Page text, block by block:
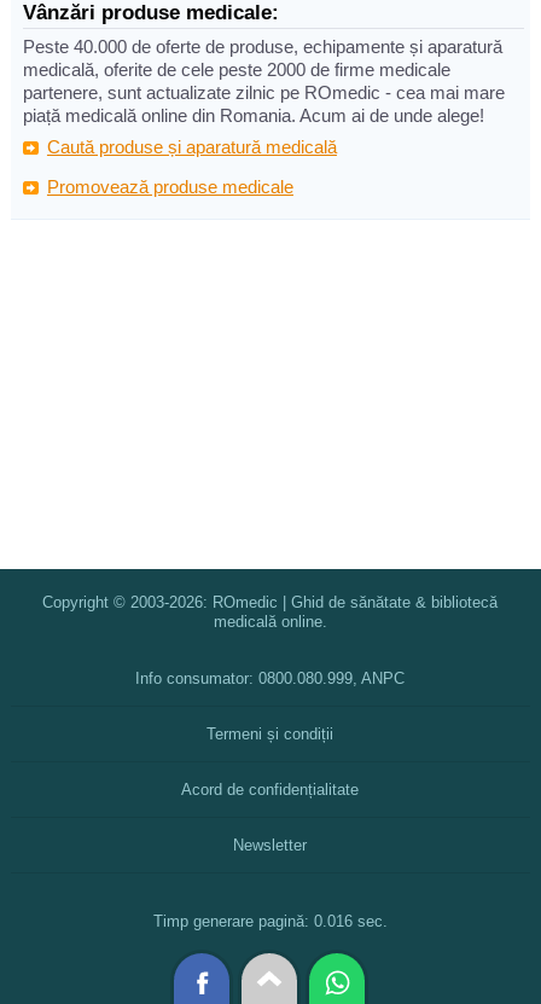
Vânzări produse medicale:
Peste 40.000 de oferte de produse, echipamente și aparatură
medicală, oferite de cele peste 2000 de firme medicale
partenere, sunt actualizate zilnic pe ROmedic - cea mai mare
piață medicală online din Romania. Acum ai de unde alege!
Caută produse și aparatură medicală
Promovează produse medicale
Copyright © 2003-2026: ROmedic | Ghid de sănătate & bibliotecă
medicală online.
Info consumator: 0800.080.999, ANPC
Termeni și condiții
Acord de confidențialitate
Newsletter
Timp generare pagină: 0.016 sec.